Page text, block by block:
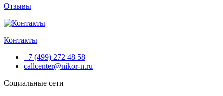
Отзывы
Контакты
+7 (499) 272 48 58
callcenter@nikor-n.ru
Социальные сети